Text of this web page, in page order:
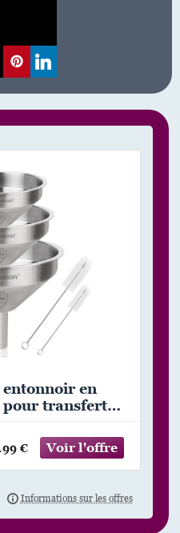
en
pour transfert
11/13/15 cm
€